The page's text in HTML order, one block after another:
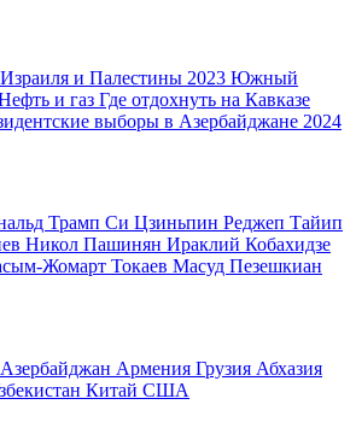
и Палестины 2023 Южный
и газ Где отдохнуть на Кавказе
выборы в Азербайджане 2024
Трамп Си Цзиньпин Реджеп Тайип
Никол Пашинян Ираклий Кобахидзе
Жомарт Токаев Масуд Пезешкиан
Азербайджан Армения Грузия Абхазия
Китай США